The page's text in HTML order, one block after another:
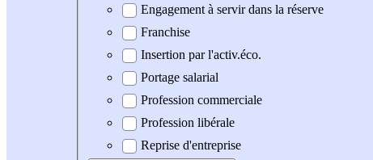
Engagement à servir dans la réserve
Franchise
Insertion par l'activ.éco.
Portage salarial
Profession commerciale
Profession libérale
Reprise d'entreprise